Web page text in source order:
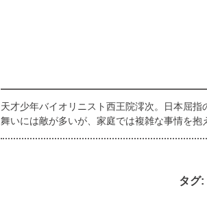
天才少年バイオリニスト西王院澪次。日本屈
舞いには敵が多いが、家庭では複雑な事情を
教官・羽根蜜子。彼女に出会い、そして自分
タグ: